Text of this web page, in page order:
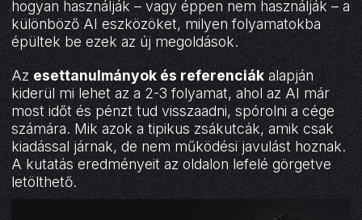
hogyan használják – vagy éppen nem használják – a
különböző AI eszközöket, milyen folyamatokba
épültek be ezek az új megoldások.
Az esettanulmányok és referenciák alapján
kiderül mi lehet az a 2-3 folyamat, ahol az AI már
most időt és pénzt tud visszaadni, spórolni a cége
számára. Mik azok a tipikus zsákutcák, amik csak
kiadással járnak, de nem működési javulást hoznak.
A kutatás eredményeit az oldalon lefelé görgetve
letölthető.